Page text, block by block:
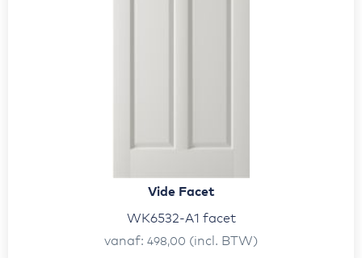
Vide Facet
WK6532-A1 facet
vanaf 498,00 (incl. BTW)